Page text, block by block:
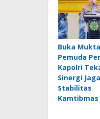
Buka
Pemuda
Kapolri
Sinergi Jaga
Stabilitas
Kamtibmas